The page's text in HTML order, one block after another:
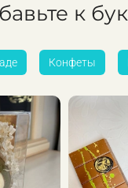
к
Конфеты